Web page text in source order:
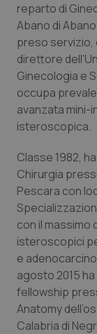
Basilicata
Calabria
Campania
Emilia-
Friuli
Lazio
Liguria
Marche
Artrite &
Asma &
Car-T
Diabete
Disturbi
Dolore
Donna &
QS Club
reparto di
Abano di
preso servizio,
direttore
Ginecologia e
occupa
avanzata mini-
isteroscopica.
Classe 1982,
Chirurgia
Pescara con
con il massimo
isteroscopici
e
agosto 2015
fellowship
Anatomy
Calabria di